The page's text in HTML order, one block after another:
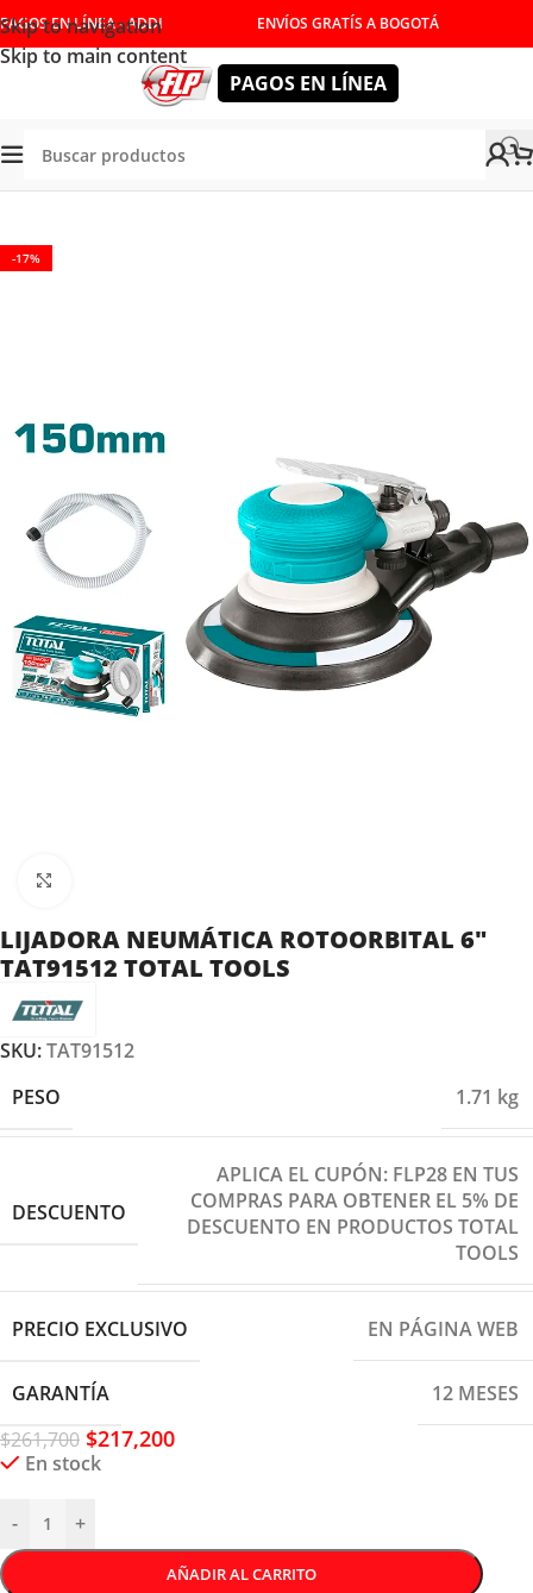
Skip to navigation
Skip to main content
PAGOS EN LÍNEA - ADDI ENVÍOS GRATÍS A BOGOTÁ
PAGOS EN LÍNEA
Tienda/HERRAMIENTAS NEUMATICAS
-17%
LIJADORA NEUMÁTICA ROTOORBITAL 6″
TAT91512 TOTAL TOOLS
SKU:TAT91512
PESO
1.71 kg
DESCUENTO
APLICA EL CUPÓN: FLP28 EN TUS
COMPRAS PARA OBTENER EL 5% DE
DESCUENTO EN PRODUCTOS TOTAL
TOOLS
PRECIO EXCLUSIVO EN PÁGINA WEB
GARANTÍA
12 MESES
$261,700 $217,200
En stock
- +
AÑADIR AL CARRITO